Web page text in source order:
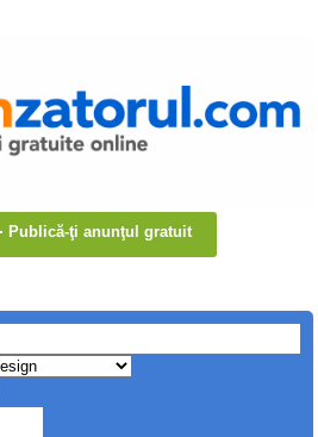
Publică-ţi anunţul gratuit